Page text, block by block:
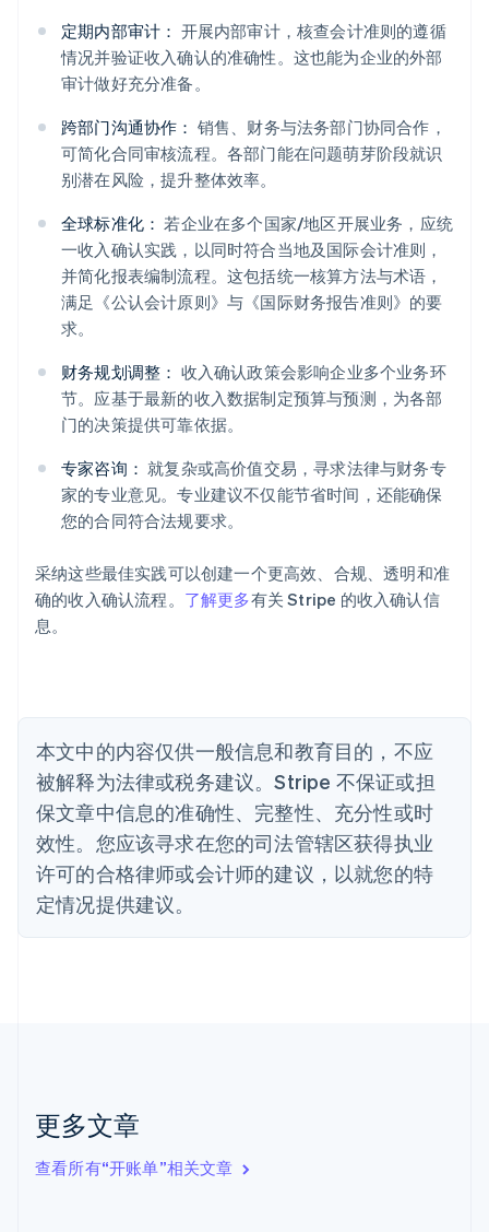
定期内部审计： 开展内部审计，核查会计准则的遵循
情况并验证收入确认的准确性。这也能为企业的外部
审计做好充分准备。
跨部门沟通协作： 销售、财务与法务部门协同合作，
可简化合同审核流程。各部门能在问题萌芽阶段就识
别潜在风险，提升整体效率。
全球标准化： 若企业在多个国家/地区开展业务，应统
一收入确认实践，以同时符合当地及国际会计准则，
并简化报表编制流程。这包括统一核算方法与术语，
满足《公认会计原则》与《国际财务报告准则》的要
求。
财务规划调整： 收入确认政策会影响企业多个业务环
节。应基于最新的收入数据制定预算与预测，为各部
门的决策提供可靠依据。
专家咨询： 就复杂或高价值交易，寻求法律与财务专
家的专业意见。专业建议不仅能节省时间，还能确保
您的合同符合法规要求。
采纳这些最佳实践可以创建一个更高效、合规、透明和准
确的收入确认流程。 了解更多有关 Stripe 的收入确认信
息。
本文中的内容仅供一般信息和教育目的，不应
被解释为法律或税务建议。Stripe 不保证或担
保文章中信息的准确性、完整性、充分性或时
效性。您应该寻求在您的司法管辖区获得执业
许可的合格律师或会计师的建议，以就您的特
定情况提供建议。
更多文章
查看所有“开账单”相关文章
阿联酋
English
爱尔兰
爱沙尼亚
English
奥地利
Deutsch English
English
巴西
English
丹麦
English
德国
DeutschEnglish
法国
FrançaisEnglish
芬兰
EnglishSvenska
English Italiano
拉脱维亚
立陶宛